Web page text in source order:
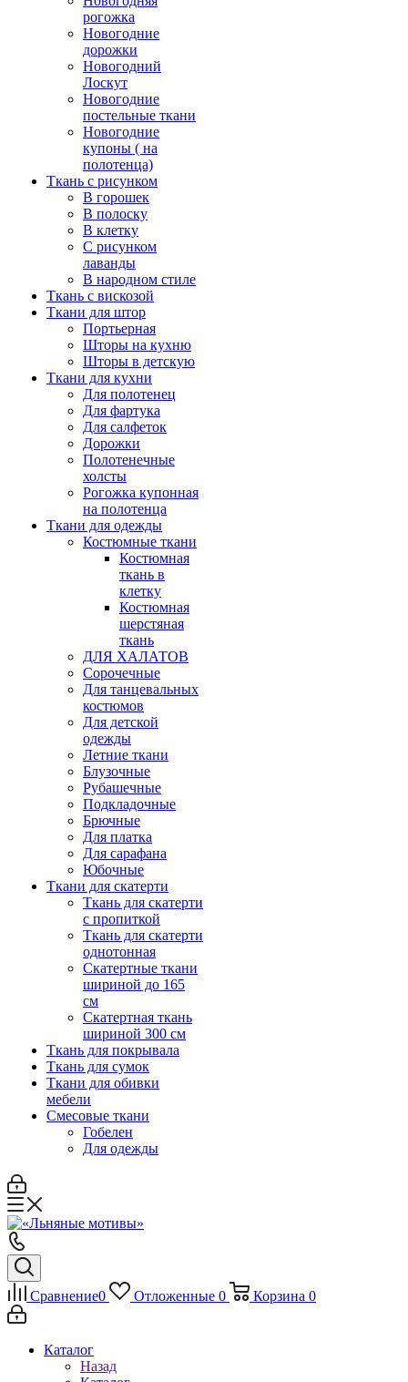
рогожка
Новогодние
дорожки
Новогодний
Лоскут
Новогодние
постельные ткани
Новогодние
купоны ( на
полотенца)
Ткань с рисунком
В горошек
В полоску
В клетку
С рисунком
лаванды
В народном стиле
Ткань с вискозой
Ткани для штор
Портьерная
Шторы на кухню
Шторы в детскую
Ткани для кухни
Для полотенец
Для фартука
Для салфеток
Дорожки
Полотенечные
холсты
Рогожка купонная
на полотенца
Ткани для одежды
Костюмные ткани
Костюмная
ткань в
клетку
Костюмная
шерстяная
ткань
ДЛЯ ХАЛАТОВ
Сорочечные
Для танцевальных
костюмов
Для детской
одежды
Летние ткани
Блузочные
Рубашечные
Подкладочные
Брючные
Для платка
Для сарафана
Юбочные
Ткани для скатерти
Ткань для скатерти
с пропиткой
Ткань для скатерти
однотонная
Скатертные ткани
шириной до 165
см
Скатертная ткань
шириной 300 см
Ткань для покрывала
Ткань для сумок
Ткани для обивки
мебели
Смесовые ткани
Гобелен
Для одежды
Сравнение0 Отложенные 0 Корзина 0
Каталог
Назад